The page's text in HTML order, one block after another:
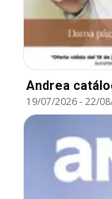
Andrea
19/07/2026-22/